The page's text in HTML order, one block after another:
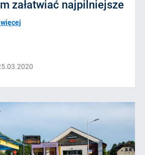
załatwiać najpilniejsze